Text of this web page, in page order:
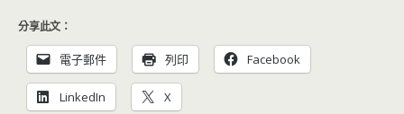
分享此文：
電子郵件 列印 Facebook
LinkedIn X